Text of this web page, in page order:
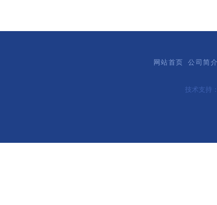
网站首页 公司简
技术支持